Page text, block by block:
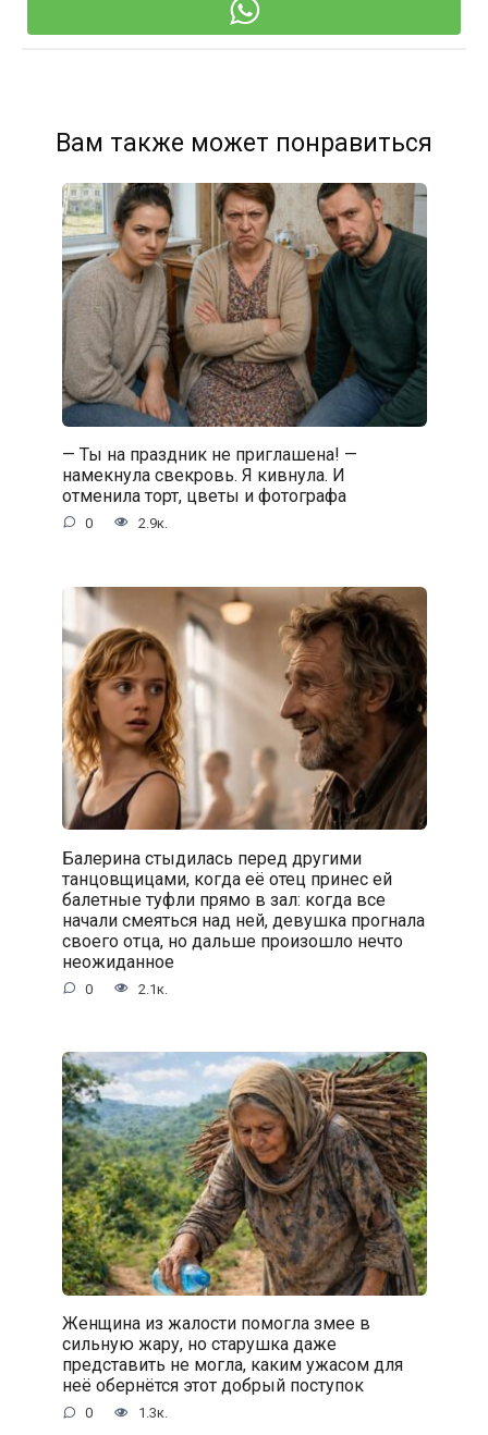
Вам также может понравиться
— Ты на праздник не приглашена! —
намекнула свекровь. Я кивнула. И
отменила торт, цветы и фотографа
0 2.9к.
Балерина стыдилась перед другими
танцовщицами, когда её отец принес ей
балетные туфли прямо в зал: когда все
начали смеяться над ней, девушка прогнала
своего отца, но дальше произошло нечто
неожиданное
0 2.1к.
Женщина из жалости помогла змее в
сильную жару, но старушка даже
представить не могла, каким ужасом для
неё обернётся этот добрый поступок
0 1.3к.